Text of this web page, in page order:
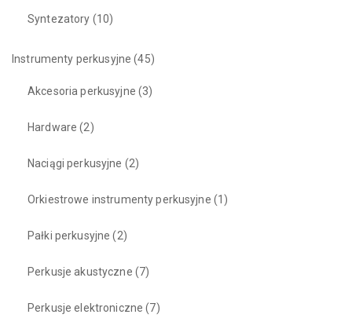
Syntezatory (10)
Instrumenty perkusyjne (45)
Akcesoria perkusyjne (3)
Hardware (2)
Naciągi perkusyjne (2)
Orkiestrowe instrumenty perkusyjne (1)
Pałki perkusyjne (2)
Perkusje akustyczne (7)
Perkusje elektroniczne (7)